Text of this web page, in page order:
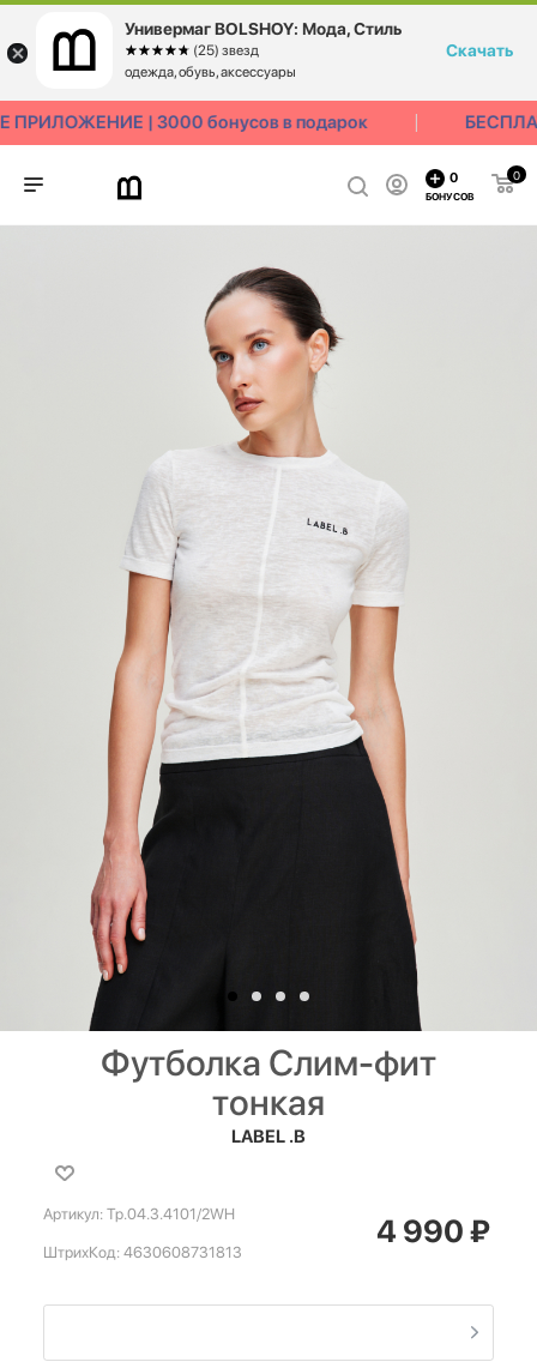
| 3000 бонусов в подарок
0
0
БОНУСОВ
Футболка Слим-фит
тонкая
LABEL .B
Артикул: Tp.04.3.4101/2WH
ШтрихКод: 4630608731813
4 990₽
Универмаг BOLSHOY: Мода, Стиль
☆☆☆☆☆
★★★★★ (25) звезд
одежда, обувь, аксессуары
Скачать